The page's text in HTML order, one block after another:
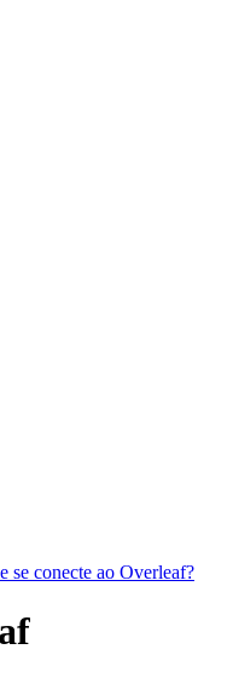
se conecte ao Overleaf?